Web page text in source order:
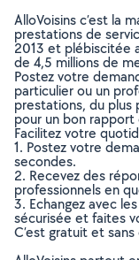
AlloVoisins c’est la
prestations de
2013 et plébiscitée
de 4,5 millions de
Postez votre
particulier ou un
prestations, du plus
pour un bon
Facilitez votre
1. Postez votre
secondes.
2. Recevez des
professionnels en
3. Echangez avec
sécurisée et faites
C’est gratuit et